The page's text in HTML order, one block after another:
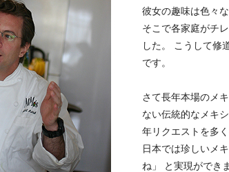
彼女の趣味は色々
そこで各家庭がチ
した。 こうして修
です。
さて長年本場のメ
ない伝統的なメキ
年リクエストを多
日本では珍しいメ
ね」 と実現ができ